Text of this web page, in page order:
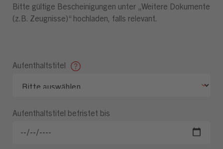
Bitte gültige Bescheinigungen unter „Weitere Dokumente
(z.B. Zeugnisse)“ hochladen, falls relevant.
Aufenthaltstitel
Aufenthaltstitel befristet bis